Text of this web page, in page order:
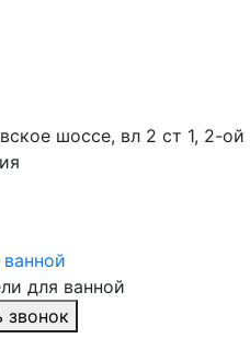
шоссе, вл 2 ст 1, 2-ой
для ванной
звонок